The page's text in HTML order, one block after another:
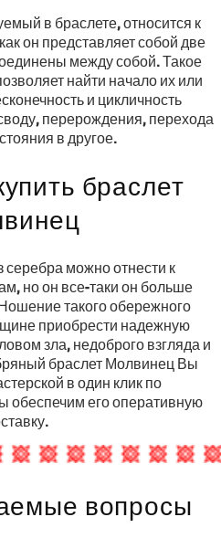
в браслете, относится к
он представляет собой две
между собой. Такое
найти начало их или
и цикличность
перерождения, перехода
в другое.
браслет
можно отнести к
но он все-таки он больше
такого обережного
приобрести надежную
зла, недоброго взгляда и
браслет Молвинец Вы
в один клик по
обеспечим его оперативную
вопросы